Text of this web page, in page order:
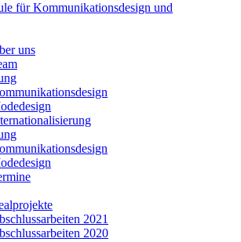
für Kommunikationsdesign und
uns
2021
2020